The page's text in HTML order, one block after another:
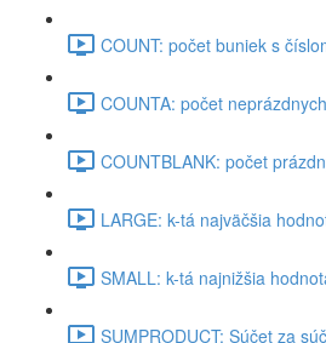
COUNT: počet buniek s
COUNTA: počet
COUNTBLANK: počet
LARGE: k-tá najväčšia
SMALL: k-tá najnižšia
SUMPRODUCT: Súčet za